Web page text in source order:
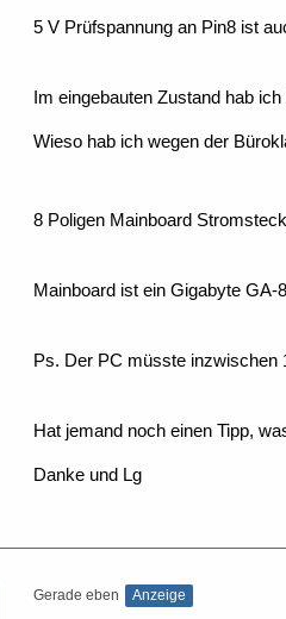
5 V Prüfspannung an Pin8 ist
Im eingebauten Zustand hab
Wieso hab ich wegen der
8 Poligen Mainboard
Mainboard ist ein Gigabyte GA-
Ps. Der PC müsste inzwischen
Hat jemand noch einen Tipp,
Danke und Lg
Gerade eben Anzeige